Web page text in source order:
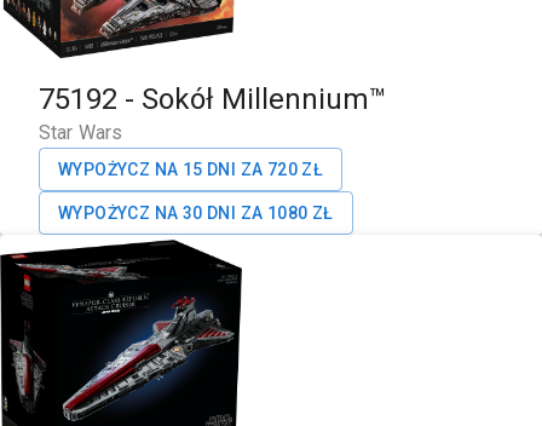
75192 - Sokół Millennium™
Star Wars
WYPOŻYCZ NA 15 DNI ZA 720 ZŁ
WYPOŻYCZ NA 30 DNI ZA 1080 ZŁ